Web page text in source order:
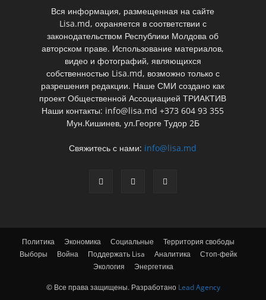
Вся информация, размещенная на сайте
Lisa.md, охраняется в соответствии с
законодательством Республики Молдова об
авторском праве. Использование материалов,
видео и фотографий, являющихся
собственностью Lisa.md, возможно только с
разрешения редакции. Наше СМИ создано как
проект Общественной Ассоциацией ТРИАКТИВ
Наши контакты: info@lisa.md +373 604 93 355
Мун.Кишинев, ул.Георге Тудор 2Б
Свяжитесь с нами: info@lisa.md
Политика Экономика Социальные
Территория свободы
Выборы
Война Поддержать Lisa Аналитика
Стоп-фейк
Экология
Энергетика
© Все права защищены. Разработано Lead Agency